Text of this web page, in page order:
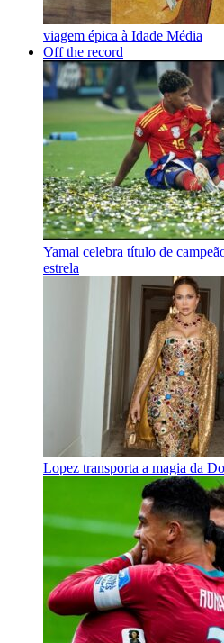
viagem épica à Idade Média
Off the record
Yamal celebra título de
estrela
Lopez transporta a magia da